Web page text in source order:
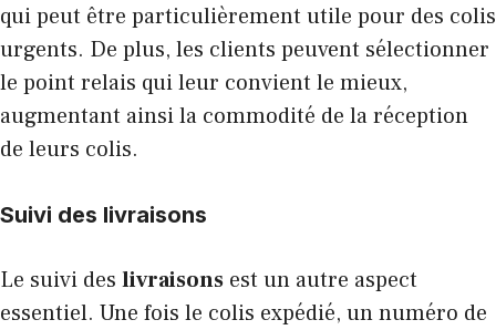
qui peut être particulièrement utile pour des colis
urgents. De plus, les clients peuvent sélectionner
le point relais qui leur convient le mieux,
augmentant ainsi la commodité de la réception
de leurs colis.
Suivi des livraisons
Le suivi des livraisons est un autre aspect
essentiel. Une fois le colis expédié, un numéro de